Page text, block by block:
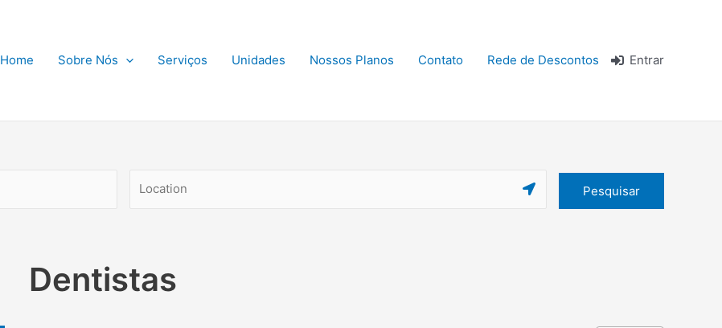
Home Sobre Nós Serviços Unidades Nossos Planos Contato Rede de Descontos Entrar
Pesquisar
Dentistas